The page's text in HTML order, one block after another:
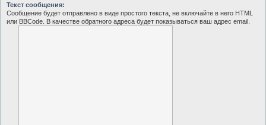
Текст сообщения:
Сообщение будет отправлено в виде простого текста, не включайте в него HTML
или BBCode. В качестве обратного адреса будет показываться ваш адрес email.